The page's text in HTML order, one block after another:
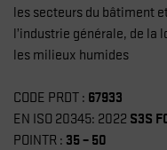
les secteurs du bâtiment
l’industrie générale, de la
les milieux humides
CODE PRDT : 67933
EN ISO 20345: 2022 S3S
POINTR : 35 – 50